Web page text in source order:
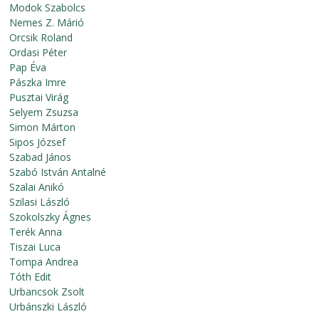
Modok Szabolcs
Nemes Z. Márió
Orcsik Roland
Ordasi Péter
Pap Éva
Pászka Imre
Pusztai Virág
Selyem Zsuzsa
Simon Márton
Sipos József
Szabad János
Szabó István Antalné
Szalai Anikó
Szilasi László
Szokolszky Ágnes
Terék Anna
Tiszai Luca
Tompa Andrea
Tóth Edit
Urbancsok Zsolt
Urbánszki László